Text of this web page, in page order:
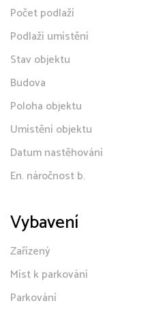
Počet podlaží
Podlaží umístění
Stav objektu
Budova
Poloha objektu
Umístění objektu
Datum nastěhování
En. náročnost b.
Vybavení
Zařízený
Míst k parkování
Parkování